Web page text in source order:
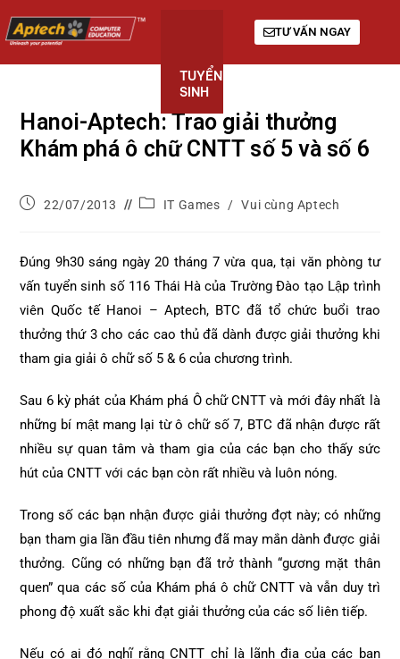
TUYỂN
SINH
TƯ VẤN NGAY
Hanoi-Aptech: Trao giải thưởng
Khám phá ô chữ CNTT số 5 và số 6
22/07/2013 IT Games / Vui cùng Aptech
Đúng 9h30 sáng ngày 20 tháng 7 vừa qua, tại văn phòng tư
vấn tuyển sinh số 116 Thái Hà của Trường Đào tạo Lập trình
viên Quốc tế Hanoi – Aptech, BTC đã tổ chức buổi trao
thưởng thứ 3 cho các cao thủ đã dành được giải thưởng khi
tham gia giải ô chữ số 5 & 6 của chương trình.
Sau 6 kỳ phát của Khám phá Ô chữ CNTT và mới đây nhất là
những bí mật mang lại từ ô chữ số 7, BTC đã nhận được rất
nhiều sự quan tâm và tham gia của các bạn cho thấy sức
hút của CNTT với các bạn còn rất nhiều và luôn nóng.
Trong số các bạn nhận được giải thưởng đợt này; có những
bạn tham gia lần đầu tiên nhưng đã may mắn dành được giải
thưởng. Cũng có những bạn đã trở thành “gương mặt thân
quen” qua các số của Khám phá ô chữ CNTT và vẫn duy trì
phong độ xuất sắc khi đạt giải thưởng của các số liên tiếp.
Nếu có ai đó nghĩ rằng CNTT chỉ là lãnh địa của các bạn